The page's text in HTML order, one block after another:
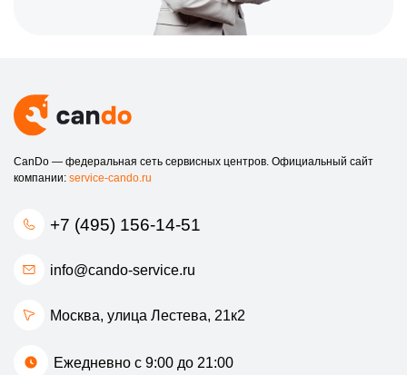
CanDo — федеральная сеть сервисных центров. Официальный сайт
компании: service-cando.ru
+7 (495) 156-14-51
info@cando-service.ru
Москва, улица Лестева, 21к2
Ежедневно с 9:00 до 21:00